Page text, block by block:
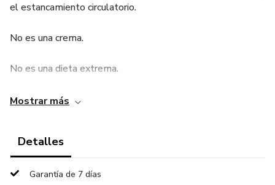
el estancamiento circulatorio.
No es una crema.
No es una dieta extrema.
No es un tratamiento invasivo.
estratégica, activación circulatoria, drenaje natural y
regulación hormonal básica para reorganizar el tejido desde
dentro.
Mostrar más
Detalles
Garantía de 7 días